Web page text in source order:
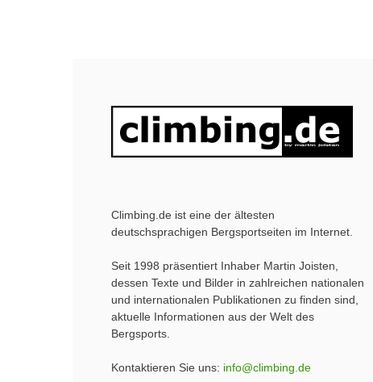
Climbing.de ist eine der ältesten
deutschsprachigen Bergsportseiten im Internet.
Seit 1998 präsentiert Inhaber Martin Joisten,
dessen Texte und Bilder in zahlreichen nationalen
und internationalen Publikationen zu finden sind,
aktuelle Informationen aus der Welt des
Bergsports.
Kontaktieren Sie uns: info@climbing.de